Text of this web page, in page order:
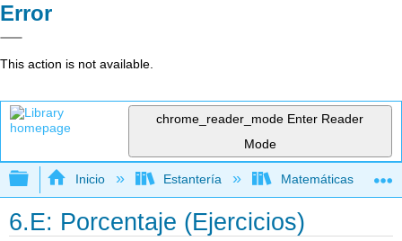
Error
This action is not available.
chrome_reader_mode Enter Reader
Mode
Expandir/contraer jerarquía global
Inicio Estantería Matemáticas
6.E: Porcentaje (Ejercicios)